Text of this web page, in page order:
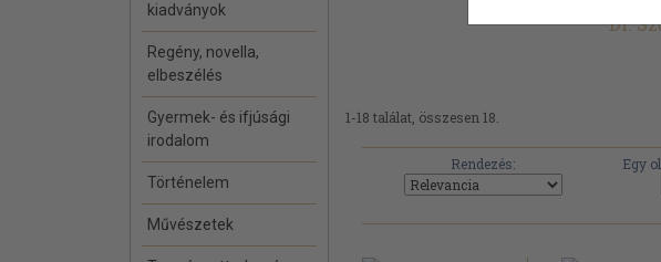
kiadványok
Regény, novella,
elbeszélés
Gyermek- és ifjúsági
irodalom
Történelem
Művészetek
Dr.
1-18 találat, összesen 18.
Rendezés:
Egy